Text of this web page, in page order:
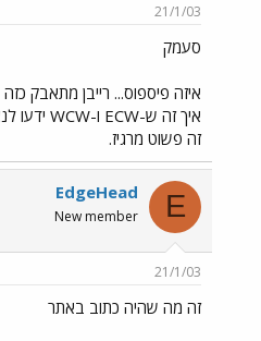
21/1/03
סעמק
איזה פיספוס... רייבן מתאבק
זה פשוט מרגיז.
E
EdgeHead
New member
21/1/03
זה מה שהיה כתוב באתר